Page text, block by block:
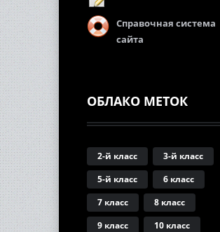
Справочная система
сайта
ОБЛАКО МЕТОК
2-й класс
3-й класс
5-й класс
6 класс
7 класс
8 класс
9 класс
10 класс